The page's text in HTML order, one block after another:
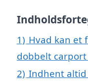
1) Hvad kan et
dobbelt
2) Indhent